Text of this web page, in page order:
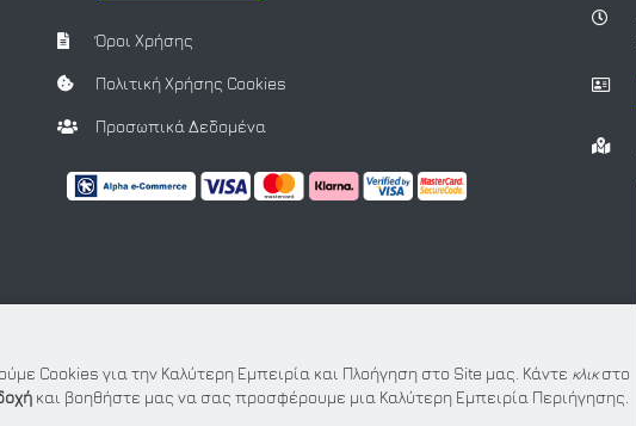
Cookies για την Καλύτερη Εμπειρία και Πλοήγηση στο Site μας. Κάντε κλικστο
και βοηθήστε μας να σας προσφέρουμε μια Καλύτερη Εμπειρία Περιήγησης.
Όροι Χρήσης
Πολιτική Χρήσης Cookies
Προσωπικά Δεδομένα